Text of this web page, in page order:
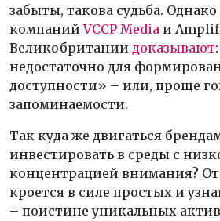
забыты, такова судьба.
компанийVCCP Media и
Великобритании доказывают
недостаточно для
доступности» – или, проще
запоминаемости.
Так куда же двигаться
инвестировать в среды с
концентрацией внимания?
кроется в силе простых и
– поистине уникальных